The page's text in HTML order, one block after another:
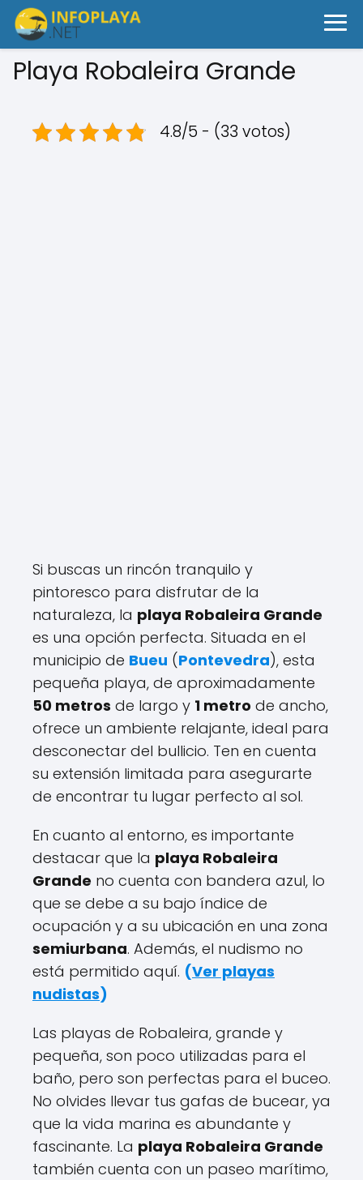
Playa Robaleira Grande
4.8/5 - (33 votos)
Si buscas un rincón tranquilo y
pintoresco para disfrutar de la
naturaleza, la playa Robaleira Grande
es una opción perfecta. Situada en el
municipio de Bueu (Pontevedra), esta
pequeña playa, de aproximadamente
50 metros de largo y 1 metro de ancho,
ofrece un ambiente relajante, ideal para
desconectar del bullicio. Ten en cuenta
su extensión limitada para asegurarte
de encontrar tu lugar perfecto al sol.
En cuanto al entorno, es importante
destacar que la playa Robaleira
Grande no cuenta con bandera azul, lo
que se debe a su bajo índice de
ocupación y a su ubicación en una zona
semiurbana. Además, el nudismo no
está permitido aquí. (Ver playas
nudistas)
Las playas de Robaleira, grande y
pequeña, son poco utilizadas para el
baño, pero son perfectas para el buceo.
No olvides llevar tus gafas de bucear, ya
que la vida marina es abundante y
fascinante. La playa Robaleira Grande
también cuenta con un paseo marítimo,